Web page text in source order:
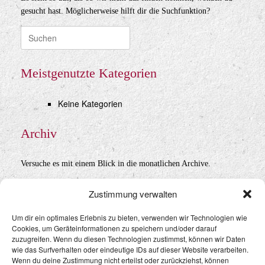
Zustimmung verwalten
Um dir ein optimales Erlebnis zu bieten, verwenden wir Technologien wie
Cookies, um Geräteinformationen zu speichern und/oder darauf
zuzugreifen. Wenn du diesen Technologien zustimmst, können wir Daten
wie das Surfverhalten oder eindeutige IDs auf dieser Website verarbeiten.
Wenn du deine Zustimmung nicht erteilst oder zurückziehst, können
gesucht hast. Möglicherweise hilft dir die Suchfunktion?
Suche
nach:
Meistgenutzte Kategorien
Keine Kategorien
Archiv
Versuche es mit einem Blick in die monatlichen Archive.
Datenschutz&Impressum